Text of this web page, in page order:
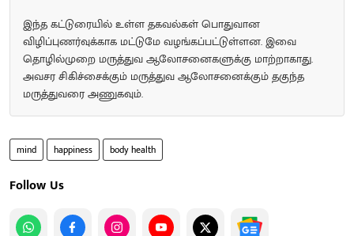
இந்த கட்டுரையில் உள்ள தகவல்கள் பொதுவான
விழிப்புணர்வுக்காக மட்டுமே வழங்கப்பட்டுள்ளன. இவை
தொழில்முறை மருத்துவ ஆலோசனைகளுக்கு மாற்றாகாது.
அவசர சிகிச்சைக்கும் மருத்துவ ஆலோசனைக்கும் தகுந்த
மருத்துவரை அணுகவும்.
mind happiness body health
Follow Us